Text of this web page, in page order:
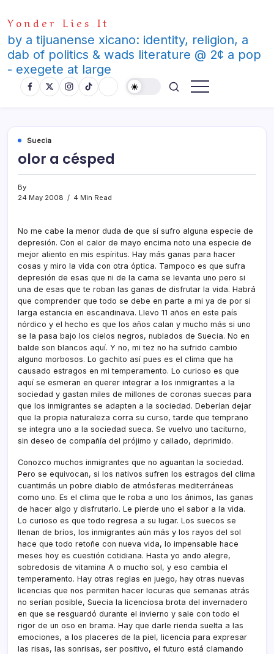
to
content
Yonder Lies It
by a tijuanense xicano: identity, religion, a
dab of politics & wads literature @ 2¢ a pop
- exegete at large
Suecia
olor a césped
By
24 May 2008
4 Min Read
No me cabe la menor duda de que sí­ sufro alguna especie de
depresión. Con el calor de mayo encima noto una especie de
mejor aliento en mis espí­ritus. Hay más ganas para hacer
cosas y miro la vida con otra óptica. Tampoco es que sufra
depresión de esas que ni de la cama se levanta uno pero si
una de esas que te roban las ganas de disfrutar la vida. Habrá
que comprender que todo se debe en parte a mi ya de por si
larga estancia en escandinava. Llevo 11 años en este paí­s
nórdico y el hecho es que los años calan y mucho más si uno
se la pasa bajo los cielos negros, nublados de Suecia. No en
balde son blancos aquí­. Y no, mi tez no ha sufrido cambio
alguno morbosos. Lo gachito así­ pues es el clima que ha
causado estragos en mi temperamento. Lo curioso es que
aquí­ se esmeran en querer integrar a los inmigrantes a la
sociedad y gastan miles de millones de coronas suecas para
que los inmigrantes se adapten a la sociedad. Deberí­an dejar
que la propia naturaleza corra su curso, tarde que temprano
se integra uno a la sociedad sueca. Se vuelvo uno taciturno,
sin deseo de compañí­a del prójimo y callado, deprimido.
Conozco muchos inmigrantes que no aguantan la sociedad.
Pero se equivocan, si los nativos sufren los estragos del clima
cuantimás un pobre diablo de atmósferas mediterráneas
como uno. Es el clima que le roba a uno los ánimos, las ganas
de hacer algo y disfrutarlo. Le pierde uno el sabor a la vida.
Lo curioso es que todo regresa a su lugar. Los suecos se
llenan de brí­os, los inmigrantes aún más y los rayos del sol
hace que todo retoñe con nueva vida, lo impensable hace
meses hoy es cuestión cotidiana. Hasta yo ando alegre,
sobredosis de vitamina A o mucho sol, y eso cambia el
temperamento. Hay otras reglas en juego, hay otras nuevas
licencias que nos permiten hacer locuras que semanas atrás
no serí­an posible, Suecia la licenciosa brota del invernadero
en que se resguardó durante el invierno y sale con todo el
rigor de un oso en brama. Hay que darle rienda suelta a las
emociones, a los placeres de la piel, licencia para expresar
las risas, las sonrisas, ser positivo, el futuro está clamando